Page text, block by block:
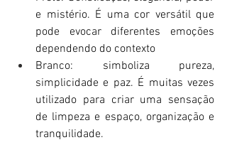
e mistério. É uma cor versátil que
pode evocar diferentes emoções
dependendo do contexto
Branco: simboliza pureza,
simplicidade e paz. É muitas vezes
utilizado para criar uma sensação
de limpeza e espaço, organização e
tranquilidade.